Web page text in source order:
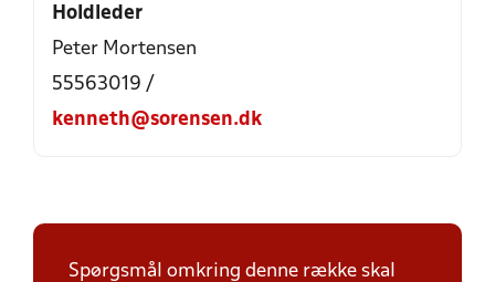
Holdleder
Peter Mortensen
55563019 /
kenneth@sorensen.dk
Spørgsmål omkring denne række skal